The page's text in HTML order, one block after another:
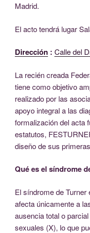
Madrid.
El acto tendrá lugar
Dirección : Calle del
La recién creada
tiene como objetivo
realizado por las
apoyo integral a las
formalización del acta
estatutos,
diseño de sus
Qué es el síndrome
El síndrome de Turner
afecta únicamente a
ausencia total o
sexuales (X), lo que